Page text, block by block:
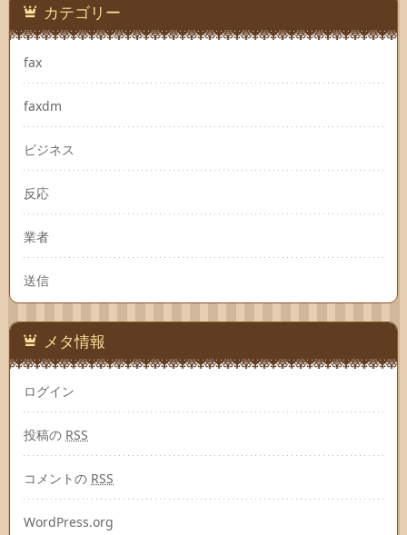
カテゴリー
fax
faxdm
ビジネス
反応
業者
送信
メタ情報
ログイン
投稿の RSS
コメントの RSS
WordPress.org